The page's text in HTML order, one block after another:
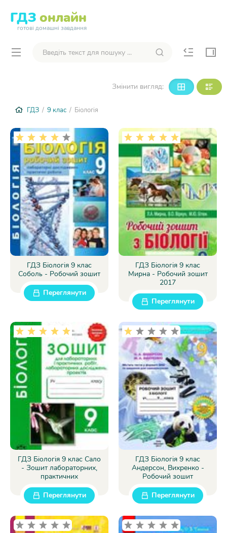
ГДЗ онлайн
готові домашні завдання
Змінити вигляд:
ГДЗ / 9 клас / Біологія
ГДЗ Біологія 9 клас
Соболь - Робочий зошит
Переглянути
ГДЗ Біологія 9 клас
Мирна - Робочий зошит
2017
Переглянути
ГДЗ Біологія 9 клас Сало
- Зошит лабораторних,
практичних
Переглянути
ГДЗ Біологія 9 клас
Андерсон, Вихренко -
Робочий зошит
Переглянути